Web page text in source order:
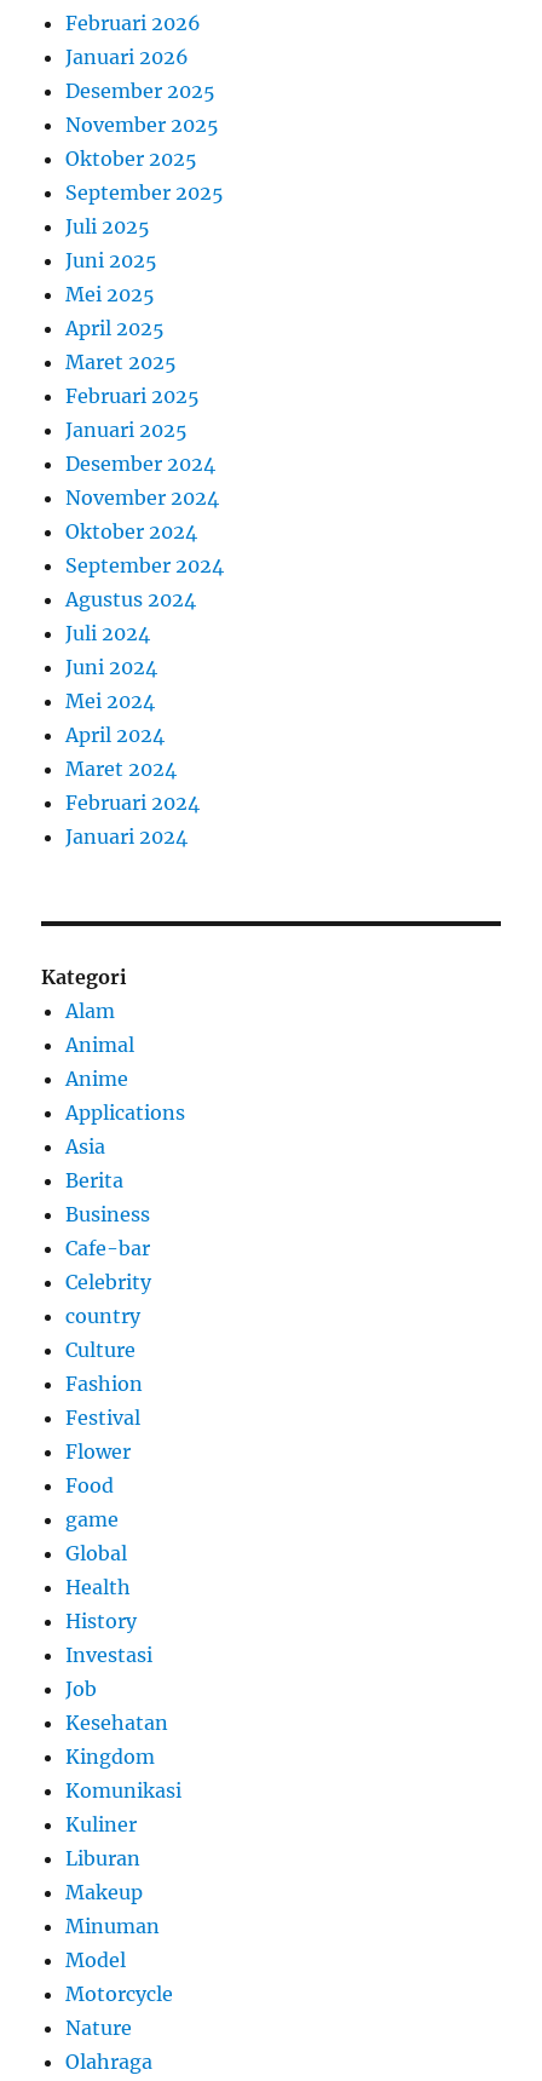
Februari 2026
Januari 2026
Desember 2025
November 2025
Oktober 2025
September 2025
Juli 2025
Juni 2025
Mei 2025
April 2025
Maret 2025
Februari 2025
Januari 2025
Desember 2024
November 2024
Oktober 2024
September 2024
Agustus 2024
Juli 2024
Juni 2024
Mei 2024
April 2024
Maret 2024
Februari 2024
Januari 2024
Kategori
Alam
Animal
Anime
Applications
Asia
Berita
Business
Cafe-bar
Celebrity
country
Culture
Fashion
Festival
Flower
Food
game
Global
Health
History
Investasi
Job
Kesehatan
Kingdom
Komunikasi
Kuliner
Liburan
Makeup
Minuman
Model
Motorcycle
Nature
Olahraga